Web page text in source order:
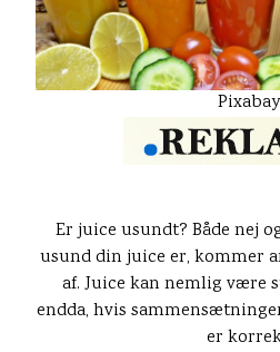
Pixabay
Er juice usundt? Både nej
usund din juice er, kommer
af. Juice kan nemlig være
endda, hvis
er